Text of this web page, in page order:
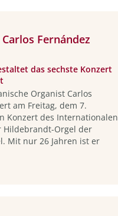
Fernández
das sechste Konzert
Organist Carlos
am Freitag, dem 7.
Konzert des Internationalen
Hildebrandt-Orgel der
Mit nur 26 Jahren ist er